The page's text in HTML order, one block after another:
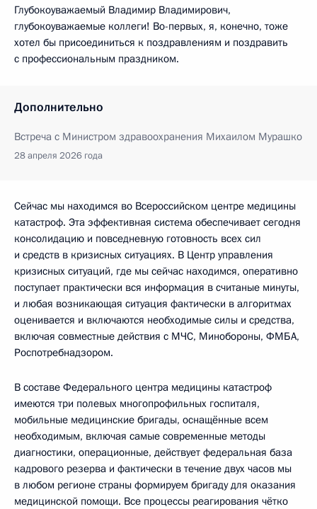
Глубокоуважаемый Владимир Владимирович,
глубокоуважаемые коллеги! Во-первых, я, конечно, тоже
хотел бы присоединиться к поздравлениям и поздравить
с профессиональным праздником.
Дополнительно
Встреча с Министром здравоохранения Михаилом Мурашко
28 апреля 2026 года
Сейчас мы находимся во Всероссийском центре медицины
катастроф. Эта эффективная система обеспечивает сегодня
консолидацию и повседневную готовность всех сил
и средств в кризисных ситуациях. В Центр управления
кризисных ситуаций, где мы сейчас находимся, оперативно
поступает практически вся информация в считаные минуты,
и любая возникающая ситуация фактически в алгоритмах
оценивается и включаются необходимые силы и средства,
включая совместные действия с МЧС, Минобороны, ФМБА,
Роспотребнадзором.
В составе Федерального центра медицины катастроф
имеются три полевых многопрофильных госпиталя,
мобильные медицинские бригады, оснащённые всем
необходимым, включая самые современные методы
диагностики, операционные, действует федеральная база
кадрового резерва и фактически в течение двух часов мы
в любом регионе страны формируем бригаду для оказания
медицинской помощи. Все процессы реагирования чётко